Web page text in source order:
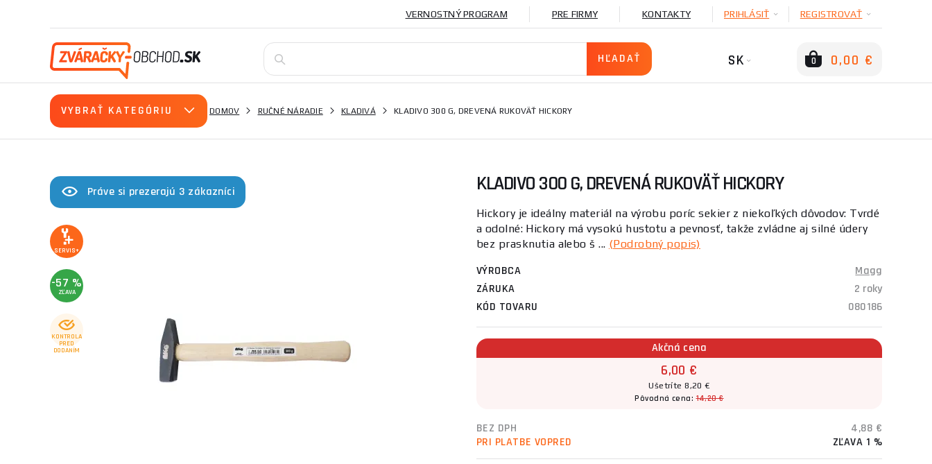
VERNOSTNÝ PROGRAM PRE FIRMY KONTAKTY PRIHLÁSIŤ REGISTROVAŤ
SK 0 0,00 €
VYBRAŤ KATEGÓRIU DOMOV RUČNÉ NÁRADIE KLADIVÁ KLADIVO 300 G, DREVENÁ RUKOVÄŤ HICKORY
Práve si prezerajú 3 zákazníci
SERVIS+
-57 %
ZĽAVA
KONTROLA
PRED
DODANÍM
KLADIVO 300 G, DREVENÁ RUKOVÄŤ HICKORY
Hickory je ideálny materiál na výrobu poríc sekier z niekoľkých dôvodov: Tvrdé
a odolné: Hickory má vysokú hustotu a pevnosť, takže zvládne aj silné údery
bez prasknutia alebo š ... (Podrobný popis)
VÝROBCA
Magg
ZÁRUKA
2 roky
KÓD TOVARU
080186
Akčná cena
6,00 €
Ušetríte 8,20 €
Pôvodná cena:14,20 €
BEZ DPH
4,88 €
PRI PLATBE VOPRED
ZĽAVA 1 %